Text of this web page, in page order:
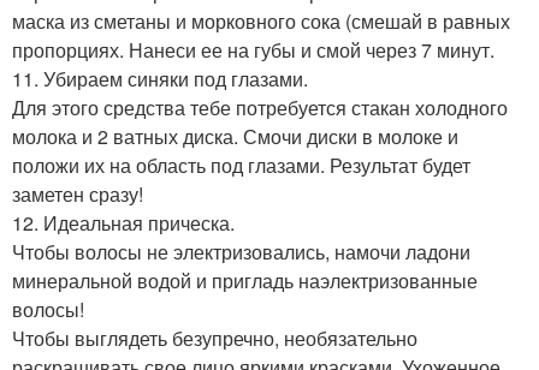
маска из сметаны и морковного сока (смешай в равных
пропорциях. Нанеси ее на губы и смой через 7 минут.
11. Убираем синяки под глазами.
Для этого средства тебе потребуется стакан холодного
молока и 2 ватных диска. Смочи диски в молоке и
положи их на область под глазами. Результат будет
заметен сразу!
12. Идеальная прическа.
Чтобы волосы не электризовались, намочи ладони
минеральной водой и пригладь наэлектризованные
волосы!
Чтобы выглядеть безупречно, необязательно